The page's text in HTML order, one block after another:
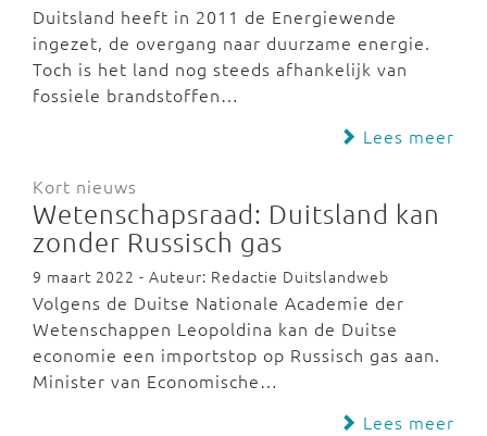
Duitsland heeft in 2011 de Energiewende
ingezet, de overgang naar duurzame energie.
Toch is het land nog steeds afhankelijk van
fossiele brandstoffen…
Lees meer
Kort nieuws
Wetenschapsraad: Duitsland kan
zonder Russisch gas
9 maart 2022 - Auteur: Redactie Duitslandweb
Volgens de Duitse Nationale Academie der
Wetenschappen Leopoldina kan de Duitse
economie een importstop op Russisch gas aan.
Minister van Economische…
Lees meer